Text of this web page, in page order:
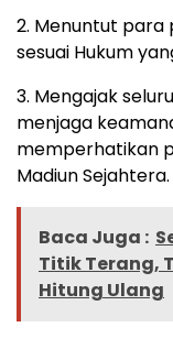
2. Menuntut para
sesuai Hukum
3. Mengajak
menjaga
memperhatikan
Madiun Sejahtera.
Baca Juga :
Titik Terang,
Hitung Ulang